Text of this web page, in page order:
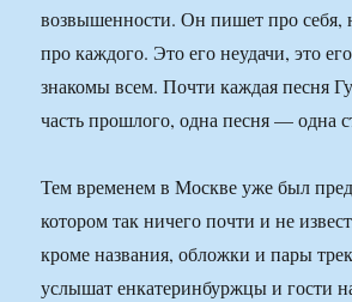
возвышенности. Он пишет про себя,
про каждого. Это его неудачи, это
знакомы всем. Почти каждая песня
часть прошлого, одна песня — одна
Тем временем в Москве уже был
котором так ничего почти и не
кроме названия, обложки и пары
услышат енкатеринбуржцы и гости